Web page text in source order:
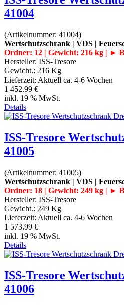
41004
(Artikelnummer: 41004)
Wertschutzschrank | VDS |
Ordner: 12 | Gewicht: 216 kg | ►
Hersteller: ISS-Tresore
Gewicht.: 216 Kg
Lieferzeit: Aktuell ca. 4-6 Wochen
1 452.99 €
inkl. 19 % MwSt.
Details
ISS-Tresore
41005
(Artikelnummer: 41005)
Wertschutzschrank | VDS |
Ordner: 18 | Gewicht: 249 kg | ►
Hersteller: ISS-Tresore
Gewicht.: 249 Kg
Lieferzeit: Aktuell ca. 4-6 Wochen
1 573.99 €
inkl. 19 % MwSt.
Details
ISS-Tresore
41006